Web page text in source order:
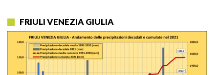
FRIULI VENEZIA GIULIA